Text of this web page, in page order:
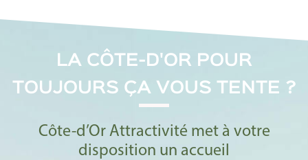
LA CÔTE-D'OR POUR
TOUJOURS ÇA VOUS TENTE ?
Côte-d’Or Attractivité met à votre
disposition un accueil